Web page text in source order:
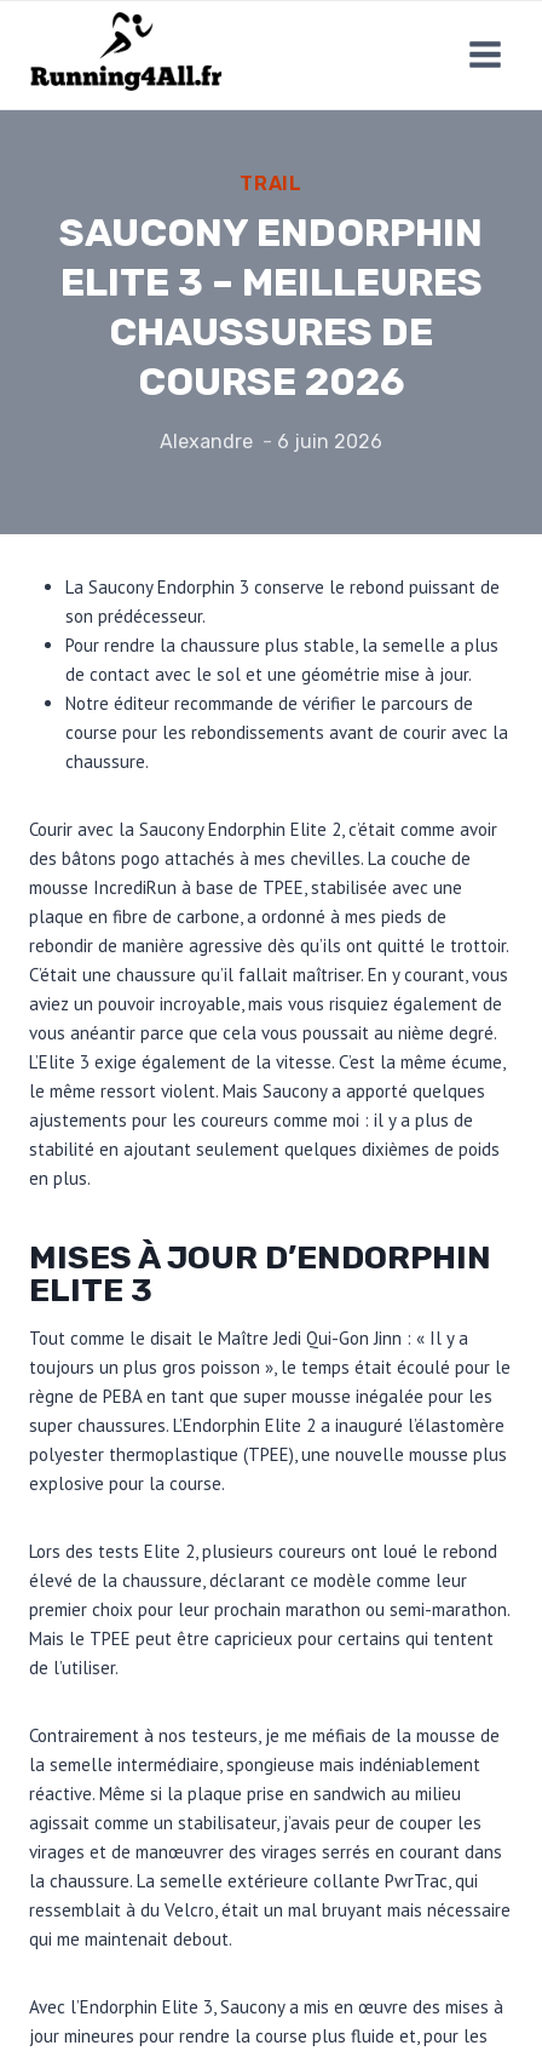
contenu
TRAIL
SAUCONY ENDORPHIN
ELITE 3 – MEILLEURES
CHAUSSURES DE
COURSE 2026
Alexandre 6 juin 2026
La Saucony Endorphin 3 conserve le rebond puissant de
son prédécesseur.
Pour rendre la chaussure plus stable, la semelle a plus
de contact avec le sol et une géométrie mise à jour.
Notre éditeur recommande de vérifier le parcours de
course pour les rebondissements avant de courir avec la
chaussure.
Courir avec la Saucony Endorphin Elite 2, c’était comme avoir
des bâtons pogo attachés à mes chevilles. La couche de
mousse IncrediRun à base de TPEE, stabilisée avec une
plaque en fibre de carbone, a ordonné à mes pieds de
rebondir de manière agressive dès qu’ils ont quitté le trottoir.
C’était une chaussure qu’il fallait maîtriser. En y courant, vous
aviez un pouvoir incroyable, mais vous risquiez également de
vous anéantir parce que cela vous poussait au nième degré.
L’Elite 3 exige également de la vitesse. C’est la même écume,
le même ressort violent. Mais Saucony a apporté quelques
ajustements pour les coureurs comme moi : il y a plus de
stabilité en ajoutant seulement quelques dixièmes de poids
en plus.
MISES À JOUR D’ENDORPHIN
ELITE 3
Tout comme le disait le Maître Jedi Qui-Gon Jinn : « Il y a
toujours un plus gros poisson », le temps était écoulé pour le
règne de PEBA en tant que super mousse inégalée pour les
super chaussures. L’Endorphin Elite 2 a inauguré l’élastomère
polyester thermoplastique (TPEE), une nouvelle mousse plus
explosive pour la course.
Lors des tests Elite 2, plusieurs coureurs ont loué le rebond
élevé de la chaussure, déclarant ce modèle comme leur
premier choix pour leur prochain marathon ou semi-marathon.
Mais le TPEE peut être capricieux pour certains qui tentent
de l’utiliser.
Contrairement à nos testeurs, je me méfiais de la mousse de
la semelle intermédiaire, spongieuse mais indéniablement
réactive. Même si la plaque prise en sandwich au milieu
agissait comme un stabilisateur, j’avais peur de couper les
virages et de manœuvrer des virages serrés en courant dans
la chaussure. La semelle extérieure collante PwrTrac, qui
ressemblait à du Velcro, était un mal bruyant mais nécessaire
qui me maintenait debout.
Avec l’Endorphin Elite 3, Saucony a mis en œuvre des mises à
jour mineures pour rendre la course plus fluide et, pour les